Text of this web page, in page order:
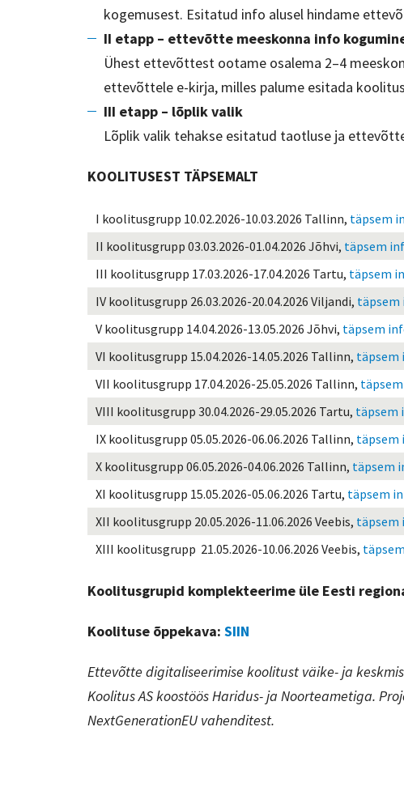
kogemusest. Esitatud info alusel hindame
II etapp – ettevõtte meeskonna info
Ühest ettevõttest ootame osalema 2–4
ettevõttele e-kirja, milles palume esitada
III etapp – lõplik valik
Lõplik valik tehakse esitatud taotluse ja
KOOLITUSEST TÄPSEMALT
I koolitusgrupp 10.02.2026-10.03.2026 Tallinn, täpsem
II koolitusgrupp 03.03.2026-01.04.2026 Jõhvi, täpsem
III koolitusgrupp 17.03.2026-17.04.2026 Tartu, täpsem
IV koolitusgrupp 26.03.2026-20.04.2026 Viljandi, täpsem
V koolitusgrupp 14.04.2026-13.05.2026 Jõhvi, täpsem
VI koolitusgrupp 15.04.2026-14.05.2026 Tallinn, täpsem
VII koolitusgrupp 17.04.2026-25.05.2026 Tallinn,
VIII koolitusgrupp 30.04.2026-29.05.2026 Tartu, täpsem
IX koolitusgrupp 05.05.2026-06.06.2026 Tallinn, täpsem
X koolitusgrupp 06.05.2026-04.06.2026 Tallinn, täpsem
XI koolitusgrupp 15.05.2026-05.06.2026 Tartu, täpsem
XII koolitusgrupp 20.05.2026-11.06.2026 Veebis, täpsem
XIII koolitusgrupp 21.05.2026-10.06.2026 Veebis,
Koolitusgrupid komplekteerime üle Eesti
Koolituse õppekava: SIIN
Ettevõtte digitaliseerimise koolitust väike- ja
Koolitus AS koostöös Haridus- ja Noorteametiga.
NextGenerationEU vahenditest.